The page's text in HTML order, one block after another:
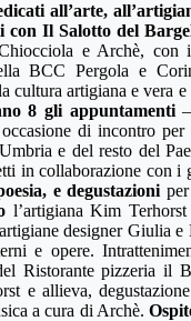
all’arte,
con Il Salotto del
e Archè,
BCC Pergola e
cultura artigiana e vera
8 gli appuntamenti
di incontro
e del resto del
in collaborazione con i
e degustazioni
l’artigiana Kim
designer Giulia
e opere.
Ristorante pizzeria il
e allieva,
a cura di Archè.